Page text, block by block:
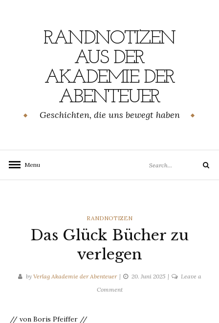
RANDNOTIZEN
AUS DER
AKADEMIE DER
ABENTEUER
Geschichten, die uns bewegt haben
Menu
for:
Search
CATEGORIES
RANDNOTIZEN
Das Glück Bücher zu
verlegen
by Verlag Akademie der Abenteuer 20. Juni 2025
Leave a
Commenton
// von Boris Pfeiffer //